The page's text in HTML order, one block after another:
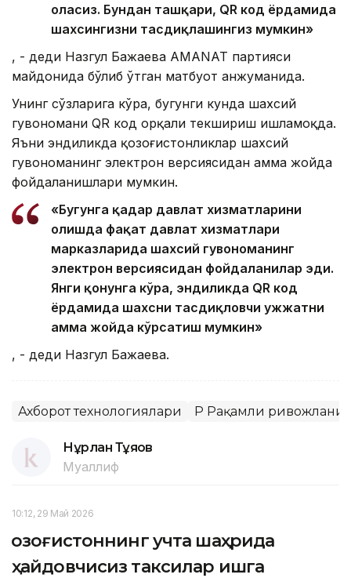
оласиз. Бундан ташқари, QR код ёрдамида
шахсингизни тасдиқлашингиз мумкин»
, - деди Назгул Бажаева AMANAT партияси
майдонида бўлиб ўтган матбуот анжуманида.
Унинг сўзларига кўра, бугунги кунда шахсий
гувоҳномани QR код орқали текшириш ишламоқда.
Яъни эндиликда қозоғистонликлар шахсий
гувоҳноманинг электрон версиясидан ҳамма жойда
фойдаланишлари мумкин.
«Бугунга қадар давлат хизматларини
олишда фақат давлат хизматлари
марказларида шахсий гувоҳноманинг
электрон версиясидан фойдаланилар эди.
Янги қонунга кўра, эндиликда QR код
ёрдамида шахсни тасдиқловчи ҳужжатни
ҳамма жойда кўрсатиш мумкин»
, - деди Назгул Бажаева.
Ахборот технологиялари ҚР Рақамли
Нұрлан Тұяқов
Муаллиф
10:12, 29 Май 2026
Қозоғистоннинг учта шаҳрида
ҳайдовчисиз таксилар ишга